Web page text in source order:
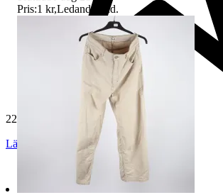
229 596 omdömen
Läs omdömen Följ
Pris:1 kr,Ledande bud.